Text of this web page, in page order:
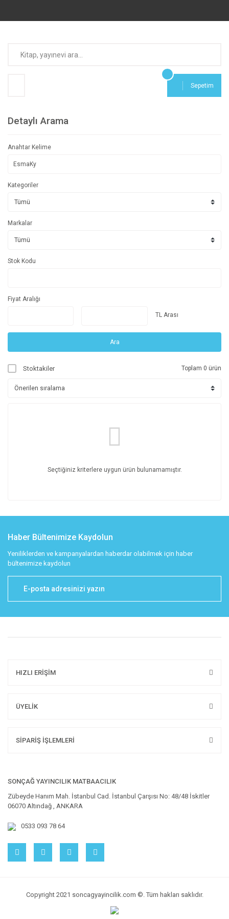
Sepetim
Detaylı Arama
Anahtar Kelime
Kategoriler
Markalar
Stok Kodu
Fiyat Aralığı
TL Arası
Ara
Stoktakiler Toplam 0 ürün
Seçtiğiniz kriterlere uygun ürün bulunamamıştır.
Haber Bültenimize Kaydolun
Yeniliklerden ve kampanyalardan haberdar olabilmek için haber
bültenimize kaydolun
HIZLI ERİŞİM
ÜYELİK
SİPARİŞ İŞLEMLERİ
SONÇAĞ YAYINCILIK MATBAACILIK
Zübeyde Hanım Mah. İstanbul Cad. İstanbul Çarşısı No: 48/48 İskitler
06070 Altındağ , ANKARA
0533 093 78 64
Copyright 2021 soncagyayincilik.com ©. Tüm hakları saklıdır.